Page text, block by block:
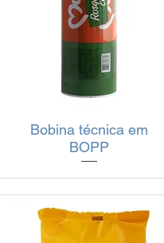
Visualização rápida
Bobina técnica em
BOPP